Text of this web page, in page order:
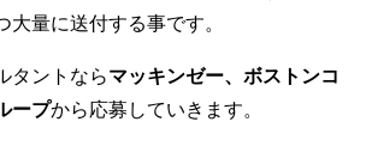
大量に送付する事です。
タントならマッキンゼー、ボストンコ
ープから応募していきます。